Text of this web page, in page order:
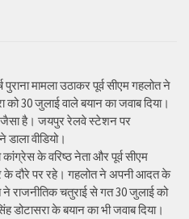
पुराना मामला उठाकर पूर्व सीएम गहलोत ने
30 जुलाई वाले बयान का जवाब दिया।
है। जयपुर रेलवे स्टेशन पर
वीडियो।
के वरिष्ठ नेता और पूर्व सीएम
के दौरे पर रहे। गहलोत ने अपनी आदत के
राजनीतिक चतुराई से गत 30 जुलाई को
डोटासरा के बयान का भी जवाब दिया।